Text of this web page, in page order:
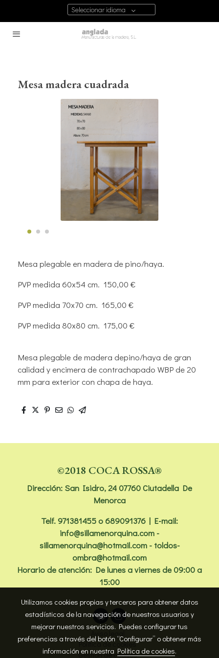
Seleccionar idioma
Mesa madera cuadrada
Mesa plegable en madera de pino/haya.
PVP medida 60x54 cm. 150,00 €
PVP medida 70x70 cm. 165,00 €
PVP medida 80x80 cm. 175,00 €
Mesa plegable de madera depino/haya de gran
calidad y encimera de contrachapado WBP de 20
mm para exterior con chapa de haya.
©2018 COCA ROSSA®
Dirección: San Isidro, 24 07760 Ciutadella De
Menorca
Telf.971381455o 689091376 | E-mail:
info@sillamenorquina.com -
sillamenorquina@hotmail.com - toldos-
ombra@hotmail.com
Horario de atención: De lunes a viernes de 09:00 a
15:00
Política de cookies
Gestión de cookies
Utilizamos cookies propias y terceros para obtener datos
estadísticos de la navegación de nuestros usuarios y
mejorar nuestros servicios. Puedes configurar tus
preferencias a través del botón “Configurar” o obtener más
información en nuestra Política de cookies.